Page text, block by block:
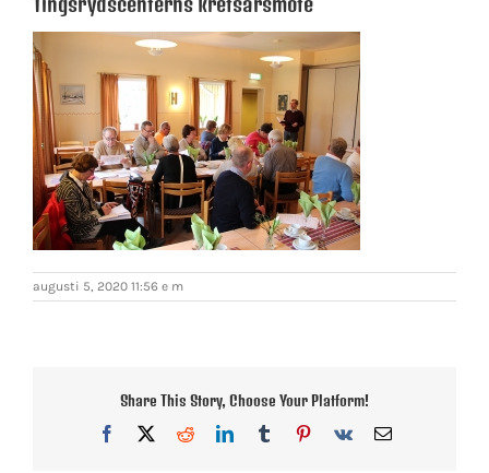
augusti 5, 2020 11:56 e m
Share This Story, Choose Your Platform!
Facebook
X RedditLinkedInTumblrPinterest
Vk
E-